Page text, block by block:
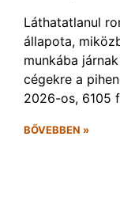
Láthatatlanul
állapota,
munkába
cégekre a
2026-os, 6105
BŐVEBBEN »